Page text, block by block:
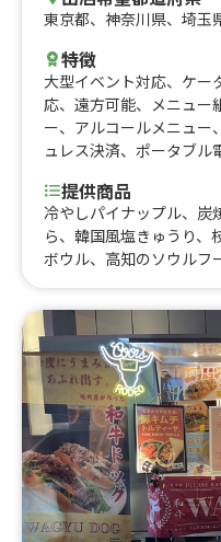
東京都、 神奈川県、 埼玉
特徴
大型イベント対応、 ケー
応、 遠方可能、 メニュー
ー、 アルコールメニュー、
ュレス決済、 ポータブル
提供商品
冷やしパイナップル、炭
ら、韓国風塩きゅうり、
ボウル、高知のソウル
グ⑦、マンゴースムージ
香薫ホットドッグ ボロ
んざい、桜のビスケッテ
1番売れているソーセー
んべい、香薫ホットド
スティー、ホットティー
汁おにぎりセット、香
ドリンクセット、香薫
ホットドッグ プレーン
げ棒、アメリカで大人気
き芋、生姜ラーメン、世